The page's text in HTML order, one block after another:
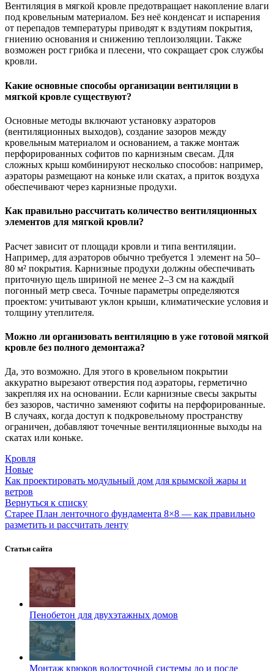
Вентиляция в мягкой кровле предотвращает накопление влаги
под кровельным материалом. Без неё конденсат и испарения
от перепадов температуры приводят к вздутиям покрытия,
гниению основания и снижению теплоизоляции. Также
возможен рост грибка и плесени, что сокращает срок службы
кровли.
Какие основные способы организации вентиляции в
мягкой кровле существуют?
Основные методы включают установку аэраторов
(вентиляционных выходов), создание зазоров между
кровельным материалом и основанием, а также монтаж
перфорированных софитов по карнизным свесам. Для
сложных крыш комбинируют несколько способов: например,
аэраторы размещают на коньке или скатах, а приток воздуха
обеспечивают через карнизные продухи.
Как правильно рассчитать количество вентиляционных
элементов для мягкой кровли?
Расчет зависит от площади кровли и типа вентиляции.
Например, для аэраторов обычно требуется 1 элемент на 50–
80 м² покрытия. Карнизные продухи должны обеспечивать
приточную щель шириной не менее 2–3 см на каждый
погонный метр свеса. Точные параметры определяются
проектом: учитывают уклон крыши, климатические условия и
толщину утеплителя.
Можно ли организовать вентиляцию в уже готовой мягкой
кровле без полного демонтажа?
Да, это возможно. Для этого в кровельном покрытии
аккуратно вырезают отверстия под аэраторы, герметично
закрепляя их на основании. Если карнизные свесы закрыты
без зазоров, частично заменяют софиты на перфорированные.
В случаях, когда доступ к подкровельному пространству
ограничен, добавляют точечные вентиляционные выходы на
скатах или коньке.
Кровля
Новые
Как проектировать модульный дом для крымской жары и
ветров
Вернуться к списку
Старее План ленточного фундамента 8×8 — как правильно
разметить и рассчитать ленту
Статьи сайта
Пенобетон для двухэтажных домов
Монтаж крюков водосточной системы до и после